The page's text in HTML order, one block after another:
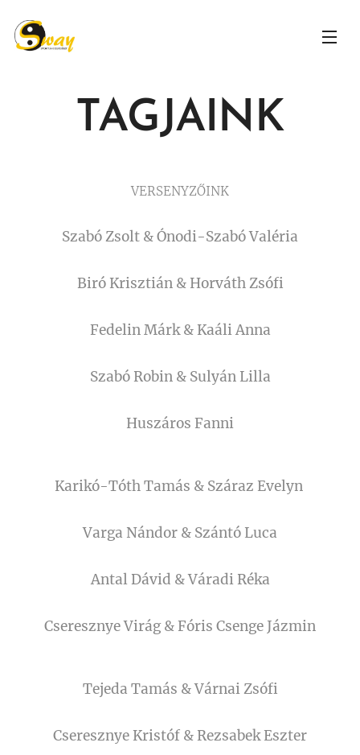
TAGJAINK
VERSENYZŐINK
Szabó Zsolt & Ónodi-Szabó Valéria
Biró Krisztián & Horváth Zsófi
Fedelin Márk & Kaáli Anna
Szabó Robin & Sulyán Lilla
Huszáros Fanni
Karikó-Tóth Tamás & Száraz Evelyn
Varga Nándor & Szántó Luca
Antal Dávid & Váradi Réka
Cseresznye Virág & Fóris Csenge Jázmin
Tejeda Tamás & Várnai Zsófi
Cseresznye Kristóf & Rezsabek Eszter